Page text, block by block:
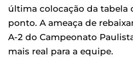
última colocação da tabela
ponto. A ameaça de
A-2 do Campeonato
mais real para a equipe.